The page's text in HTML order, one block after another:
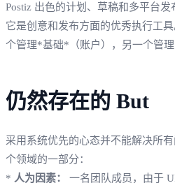
Postiz 出色的计划、草稿和多平台发
它是创意和发布方面的优秀执行工
个管理*基础*（账户），另一个管
仍然存在的 But
采用系统优先的心态并不能解决所
个领域的一部分：
* 人为因素：
一名团队成员，由于